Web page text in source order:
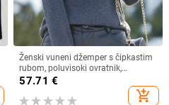
Ženski vuneni džemper s čipkastim
rubom, poluvisoki ovratnik,
jednobojan, laskav kroj, pleteni
57.71 €
add_shopping_cart